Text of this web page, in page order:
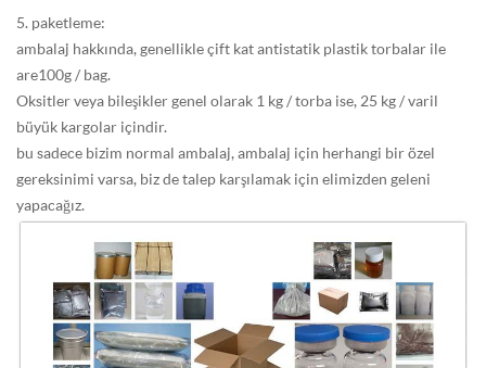
5. paketleme:
ambalaj hakkında, genellikle çift kat antistatik plastik torbalar ile
are100g / bag.
Oksitler veya bileşikler genel olarak 1 kg / torba ise, 25 kg / varil
büyük kargolar içindir.
bu sadece bizim normal ambalaj, ambalaj için herhangi bir özel
gereksinimi varsa, biz de talep karşılamak için elimizden geleni
yapacağız.